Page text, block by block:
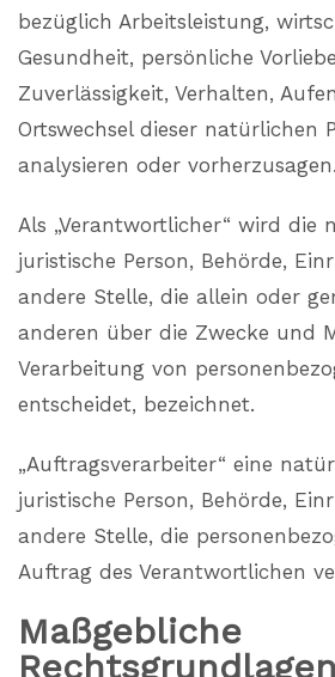
bezüglich Arbeitsleistung,
Gesundheit, persönliche
Zuverlässigkeit, Verhalten,
Ortswechsel dieser natürlichen
analysieren oder vorherzusagen.
Als „Verantwortlicher“ wird die
juristische Person, Behörde,
andere Stelle, die allein oder
anderen über die Zwecke und
Verarbeitung von
entscheidet, bezeichnet.
„Auftragsverarbeiter“ eine
juristische Person, Behörde,
andere Stelle, die
Auftrag des Verantwortlichen
Maßgebliche
Rechtsgrundlagen